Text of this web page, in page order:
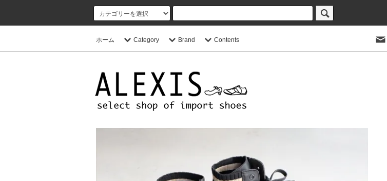
ホーム Category Brand Contents